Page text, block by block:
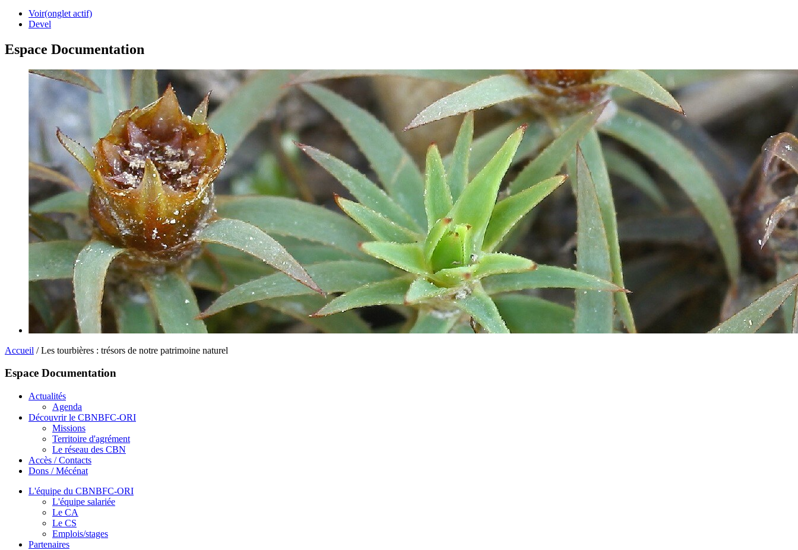
Voir(onglet actif)
Devel
Espace Documentation
Accueil / Les tourbières : trésors de notre patrimoine naturel
Espace Documentation
Actualités
Agenda
Découvrir le CBNBFC-ORI
Missions
Territoire d'agrément
Le réseau des CBN
Accès / Contacts
Dons / Mécénat
L'équipe du CBNBFC-ORI
L'équipe salariée
Le CA
Le CS
Emplois/stages
Partenaires